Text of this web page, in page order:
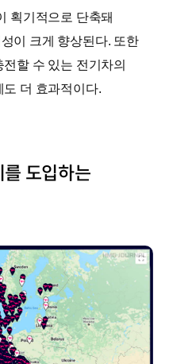
획기적으로 단축돼
이 크게 향상된다. 또한
할 수 있는 전기차의
더 효과적이다.
도입하는